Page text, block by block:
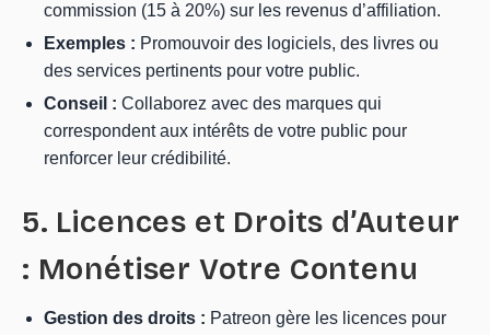
commission (15 à 20%) sur les revenus d’affiliation.
Exemples : Promouvoir des logiciels, des livres ou
des services pertinents pour votre public.
Conseil : Collaborez avec des marques qui
correspondent aux intérêts de votre public pour
renforcer leur crédibilité.
5. Licences et Droits d’Auteur
: Monétiser Votre Contenu
Gestion des droits : Patreon gère les licences pour